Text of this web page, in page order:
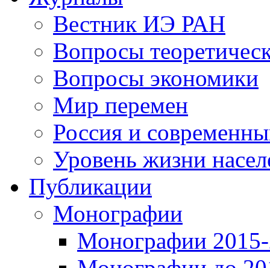
Вестник ИЭ РАН
Вопросы
Вопросы экономики
Мир перемен
Россия и
Уровень жизни
Публикации
Монографии
Монографии 2015-